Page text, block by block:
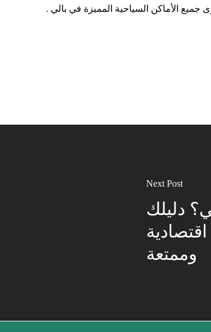
جميع الأماكن السياحية المميزة في بالي .
Next Post
دليلك
وممتعة